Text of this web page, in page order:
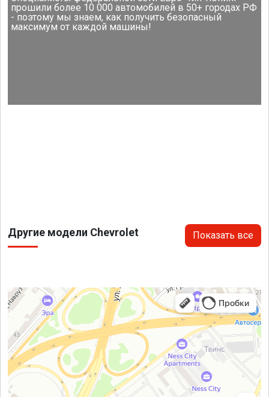
прошили более 10 000 автомобилей в 50+ городах РФ
- поэтому мы знаем, как получить безопасный
максимум от каждой машины!
Другие модели Chevrolet Показать все